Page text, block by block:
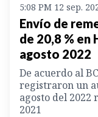
5:08 PM 12 sep.
Envío de
de 20,8 % en
agosto 2022
De acuerdo al
registraron un
agosto del 2022
2021